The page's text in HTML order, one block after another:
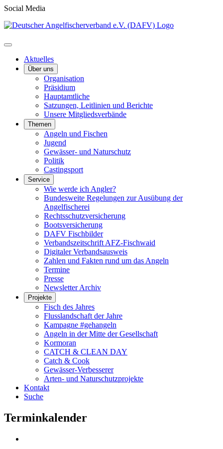
Social Media
Aktuelles
Über uns
Organisation
Präsidium
Hauptamtliche
Satzungen, Leitlinien und Berichte
Unsere Mitgliedsverbände
Themen
Angeln und Fischen
Jugend
Gewässer- und Naturschutz
Politik
Castingsport
Service
Wie werde ich Angler?
Bundesweite Regelungen zur Ausübung der
Angelfischerei
Rechtsschutzversicherung
Bootsversicherung
DAFV Fischbilder
Verbandszeitschrift AFZ-Fischwaid
Digitaler Verbandsausweis
Zahlen und Fakten rund um das Angeln
Termine
Presse
Newsletter Archiv
Projekte
Fisch des Jahres
Flusslandschaft der Jahre
Kampagne #gehangeln
Angeln in der Mitte der Gesellschaft
Kormoran
CATCH & CLEAN DAY
Catch & Cook
Gewässer-Verbesserer
Arten- und Naturschutzprojekte
Kontakt
Suche
Terminkalender